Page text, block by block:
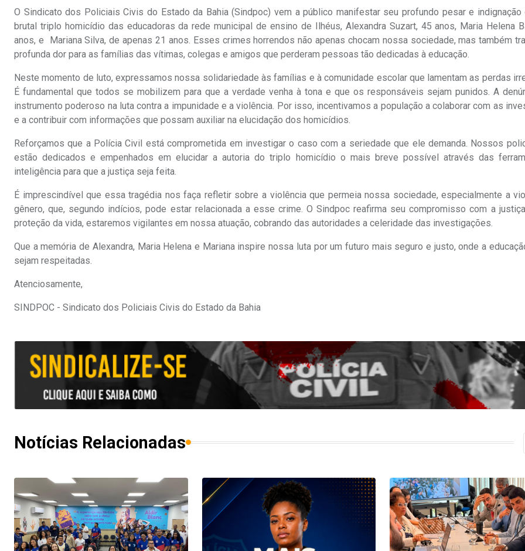
O Sindicato dos Policiais Civis do Estado da Bahia (Sindpoc) vem a público manifestar seu profundo pesar e indignação
brutal triplo homicídio das educadoras da rede municipal de ensino de Ilhéus, Alexandra Suzart, 45 anos, Maria Helena
anos, e Mariana Silva, de apenas 21 anos. Esses crimes horrendos não apenas chocam nossa sociedade, mas também
profunda dor para as famílias das vítimas, colegas e amigos que perderam pessoas tão dedicadas à educação.
Neste momento de luto, expressamos nossa solidariedade às famílias e à comunidade escolar que lamentam as perdas
É fundamental que todos se mobilizem para que a verdade venha à tona e que os responsáveis sejam punidos. A
instrumento poderoso na luta contra a impunidade e a violência. Por isso, incentivamos a população a colaborar com as
e a contribuir com informações que possam auxiliar na elucidação dos homicídios.
Reforçamos que a Polícia Civil está comprometida em investigar o caso com a seriedade que ele demanda. Nossos
estão dedicados e empenhados em elucidar a autoria do triplo homicídio o mais breve possível através das
inteligência para que a justiça seja feita.
É imprescindível que essa tragédia nos faça refletir sobre a violência que permeia nossa sociedade, especialmente a
gênero, que, segundo indícios, pode estar relacionada a esse crime. O Sindpoc reafirma seu compromisso com a
proteção da vida, estaremos vigilantes em nossa atuação, cobrando das autoridades a celeridade das investigações.
Que a memória de Alexandra, Maria Helena e Mariana inspire nossa luta por um futuro mais seguro e justo, onde a
sejam respeitadas.
Atenciosamente,
SINDPOC - Sindicato dos Policiais Civis do Estado da Bahia
Notícias Relacionadas